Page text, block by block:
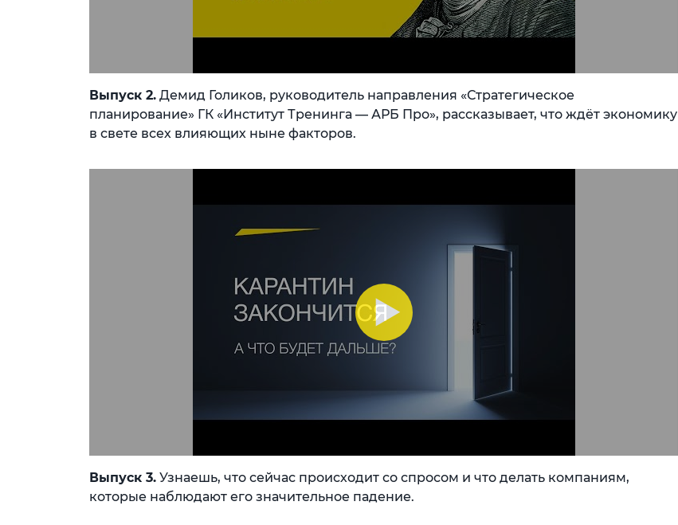
Выпуск 2. Демид Голиков, руководитель направления «Стратегическое
планирование» ГК «Институт Тренинга — АРБ Про», рассказывает, что ждёт экономику
в свете всех влияющих ныне факторов.
Выпуск 3. Узнаешь, что сейчас происходит со спросом и что делать компаниям,
которые наблюдают его значительное падение.